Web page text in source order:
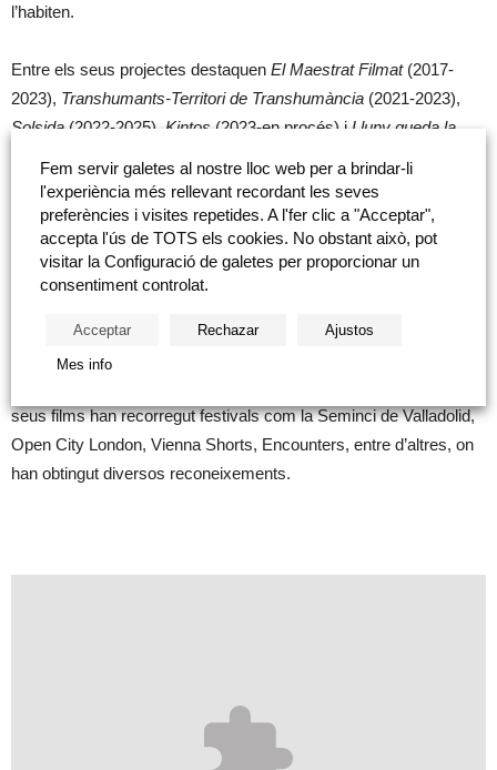
l’habiten.
Entre els seus projectes destaquen El Maestrat Filmat(2017-
2023), Transhumants-Territori de Transhumància (2021-2023),
Solsida (2022-2025), Kintos (2023-en procés) i Lluny queda la
com L’ETNO. Museu Valencià d’Etnologia, el Museu de Belles
Arts de Castelló, el Centre del Carme de Cultura Contemporània
de València o ECO Les Aules, i han comptat amb el suport de
programes públics com Cultura Resident del CMCV, les ajudes a
Ha desenvolupat el seu treball en residències internacionals com
seus films han recorregut festivals com la Seminci de Valladolid,
Open City London, Vienna Shorts, Encounters, entre d’altres, on
han obtingut diversos reconeixements.
Fem servir galetes al nostre lloc web per a brindar-li
l'experiència més rellevant recordant les seves
preferències i visites repetides. A l'fer clic a "Acceptar",
accepta l'ús de TOTS els cookies. No obstant això, pot
visitar la Configuració de galetes per proporcionar un
consentiment controlat.
Acceptar Rechazar Ajustos
Mes info